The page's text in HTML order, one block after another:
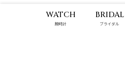
WATCH
腕時計
BRIDAL
ブライダル